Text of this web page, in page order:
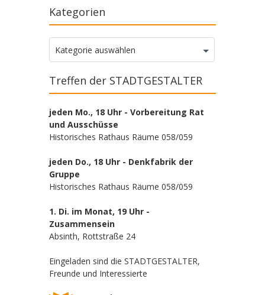
Kategorien
Kategorien
Kategorie auswählen
Treffen der STADTGESTALTER
jeden Mo., 18 Uhr - Vorbereitung Rat
und Ausschüsse
Historisches Rathaus Räume 058/059
jeden Do., 18 Uhr - Denkfabrik der
Gruppe
Historisches Rathaus Räume 058/059
1. Di. im Monat, 19 Uhr -
Zusammensein
Absinth, Rottstraße 24
Eingeladen sind die STADTGESTALTER,
Freunde und Interessierte